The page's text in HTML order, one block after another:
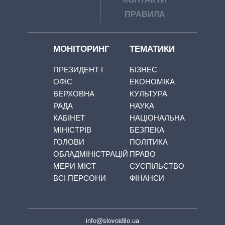
ПРАВИЛА
МОНІТОРИНГ
ПРЕЗИДЕНТ І
ОФІС
ВЕРХОВНА
РАДА
КАБІНЕТ
МІНІСТРІВ
ГОЛОВИ
ОБЛАДМІНІСТРАЦІЙ
МЕРИ МІСТ
ВСІ ПЕРСОНИ
ТЕМАТИКИ
БІЗНЕС
ЕКОНОМІКА
КУЛЬТУРА
НАУКА
НАЦІОНАЛЬНА
БЕЗПЕКА
ПОЛІТИКА
ПРАВО
СУСПІЛЬСТВО
ФІНАНСИ
info@slovoidilo.ua